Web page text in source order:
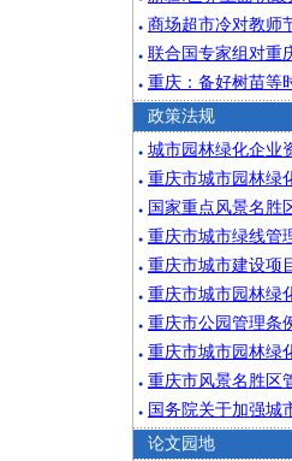
● 商场超市冷对教师
● 联合国专家组对重
● 重庆：备好树苗等
政策法规
● 城市园林绿化企业
● 重庆市城市园林绿
● 国家重点风景名胜
● 重庆市城市绿线管
● 重庆市城市建设项
● 重庆市城市园林绿
● 重庆市公园管理条
● 重庆市城市园林绿
● 重庆市风景名胜区
●
国务院关于加强城
论文园地